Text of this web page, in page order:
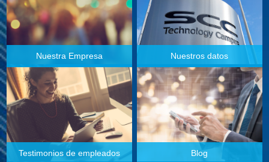
Nuestra Empresa Nuestros datos
Testimonios de empleados Blog